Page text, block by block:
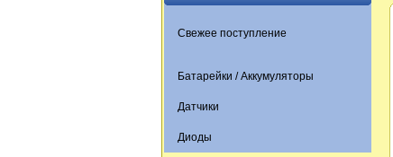
Свежее поступление
Батарейки / Аккумуляторы
Датчики
Диоды